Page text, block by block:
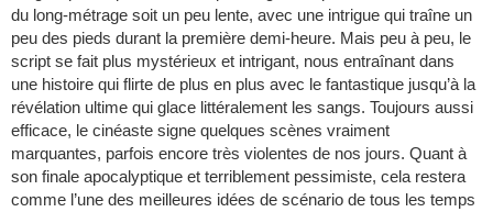
du long-métrage soit un peu lente, avec une intrigue qui traîne un
peu des pieds durant la première demi-heure. Mais peu à peu, le
script se fait plus mystérieux et intrigant, nous entraînant dans
une histoire qui flirte de plus en plus avec le fantastique jusqu’à la
révélation ultime qui glace littéralement les sangs. Toujours aussi
efficace, le cinéaste signe quelques scènes vraiment
marquantes, parfois encore très violentes de nos jours. Quant à
son finale apocalyptique et terriblement pessimiste, cela restera
comme l’une des meilleures idées de scénario de tous les temps